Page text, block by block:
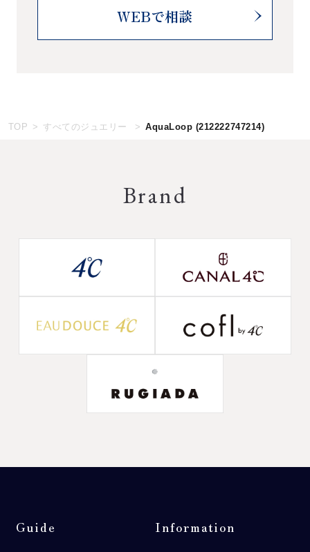
WEBで相談
TOP すべてのジュエリー AquaLoop (212222747214)
Brand
Guide Information